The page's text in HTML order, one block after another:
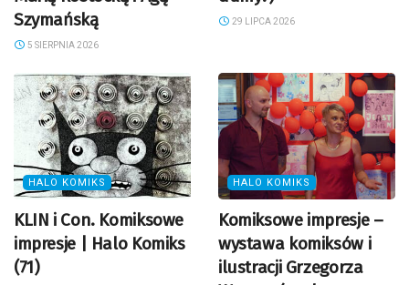
Szymańską
5 SIERPNIA 2026
29 LIPCA 2026
HALO KOMIKS
KLIN i Con. Komiksowe
impresje | Halo Komiks
(71)
HALO KOMIKS
Komiksowe impresje –
wystawa komiksów i
ilustracji Grzegorza